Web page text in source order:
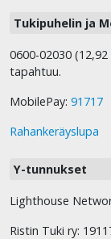
Tukipuhelin ja
0600-02030
tapahtuu.
MobilePay: 91717
Rahankeräyslupa
Y-tunnukset
Lighthouse
Ristin Tuki ry: